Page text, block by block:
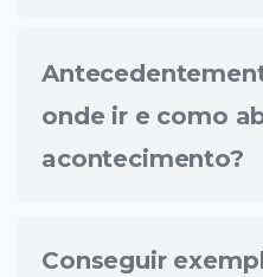
onde ir e como
acontecimento?
Conseguir